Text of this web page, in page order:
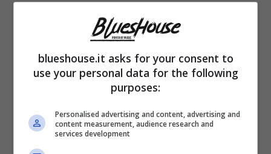
Perché succede e cosa cambia per noi
Le cause principali sono tre. Primo: lo
blueshouse.it asks for your consent to
use your personal data for the following
purposes:
Personalised advertising and content, advertising and
content measurement, audience research and
services development